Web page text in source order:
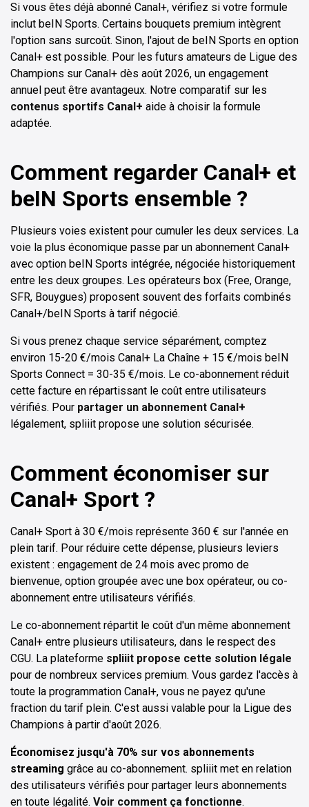
Si vous êtes déjà abonné Canal+, vérifiez si votre formule
inclut beIN Sports. Certains bouquets premium intègrent
l'option sans surcoût. Sinon, l'ajout de beIN Sports en option
Canal+ est possible. Pour les futurs amateurs de Ligue des
Champions sur Canal+ dès août 2026, un engagement
annuel peut être avantageux. Notre comparatif sur les
contenus sportifs Canal+ aide à choisir la formule
adaptée.
Comment regarder Canal+ et
beIN Sports ensemble ?
Plusieurs voies existent pour cumuler les deux services. La
voie la plus économique passe par un abonnement Canal+
avec option beIN Sports intégrée, négociée historiquement
entre les deux groupes. Les opérateurs box (Free, Orange,
SFR, Bouygues) proposent souvent des forfaits combinés
Canal+/beIN Sports à tarif négocié.
Si vous prenez chaque service séparément, comptez
environ 15-20 €/mois Canal+ La Chaîne + 15 €/mois beIN
Sports Connect = 30-35 €/mois. Le co-abonnement réduit
cette facture en répartissant le coût entre utilisateurs
vérifiés. Pour partager un abonnement Canal+
légalement, spliiit propose une solution sécurisée.
Comment économiser sur
Canal+ Sport ?
Canal+ Sport à 30 €/mois représente 360 € sur l'année en
plein tarif. Pour réduire cette dépense, plusieurs leviers
existent : engagement de 24 mois avec promo de
bienvenue, option groupée avec une box opérateur, ou co-
abonnement entre utilisateurs vérifiés.
Le co-abonnement répartit le coût d'un même abonnement
Canal+ entre plusieurs utilisateurs, dans le respect des
CGU. La plateforme spliiit propose cette solution légale
pour de nombreux services premium. Vous gardez l'accès à
toute la programmation Canal+, vous ne payez qu'une
fraction du tarif plein. C'est aussi valable pour la Ligue des
Champions à partir d'août 2026.
Économisez jusqu'à 70% sur vos abonnements
streaming grâce au co-abonnement. spliiit met en relation
des utilisateurs vérifiés pour partager leurs abonnements
en toute légalité. Voir comment ça fonctionne.